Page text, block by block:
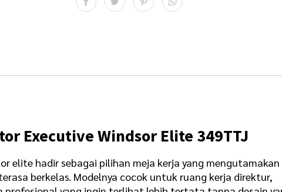
Executive Windsor Elite 349TTJ
elite hadir sebagai pilihan meja kerja yang mengutamakan
berkelas. Modelnya cocok untuk ruang kerja direktur,